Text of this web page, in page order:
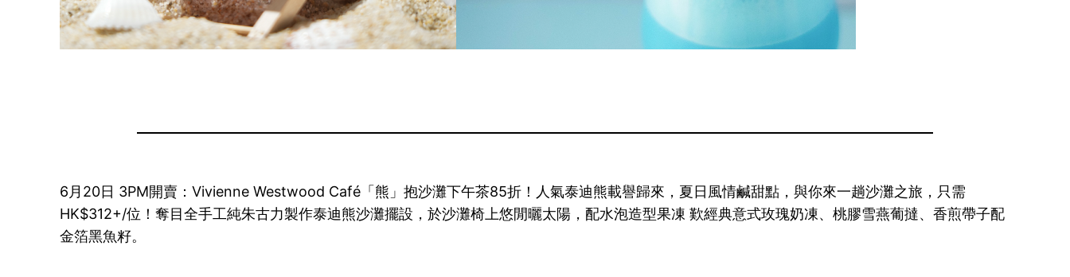
6月20日 3PM開賣：Vivienne Westwood Café「熊」抱沙灘下午茶85折！人氣泰迪熊載譽歸來，夏日風情鹹甜點，與你來一趟沙灘之旅，只需
HK$312+/位！奪目全手工純朱古力製作泰迪熊沙灘擺設，於沙灘椅上悠閒曬太陽，配水泡造型果凍 歎經典意式玫瑰奶凍、桃膠雪燕葡撻、香煎帶子配
金箔黑魚籽。